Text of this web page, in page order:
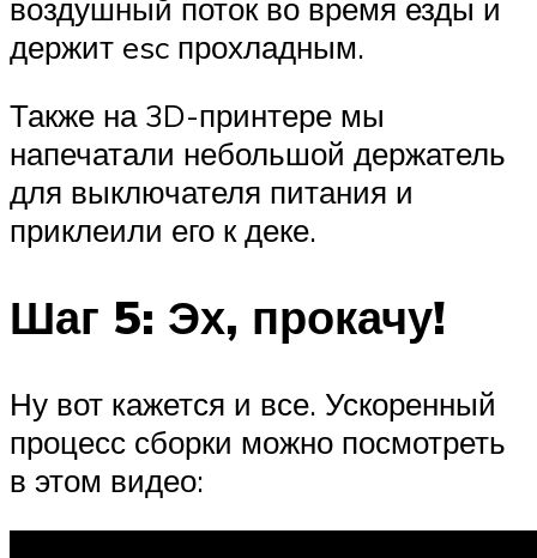
воздушный поток во время езды и
держит esc прохладным.
Также на 3D-принтере мы
напечатали небольшой держатель
для выключателя питания и
приклеили его к деке.
Шаг 5: Эх, прокачу!
Ну вот кажется и все. Ускоренный
процесс сборки можно посмотреть
в этом видео: